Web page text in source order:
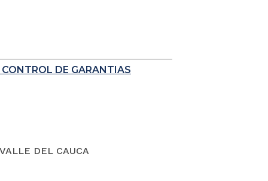
DE GARANTIAS
DEL CAUCA